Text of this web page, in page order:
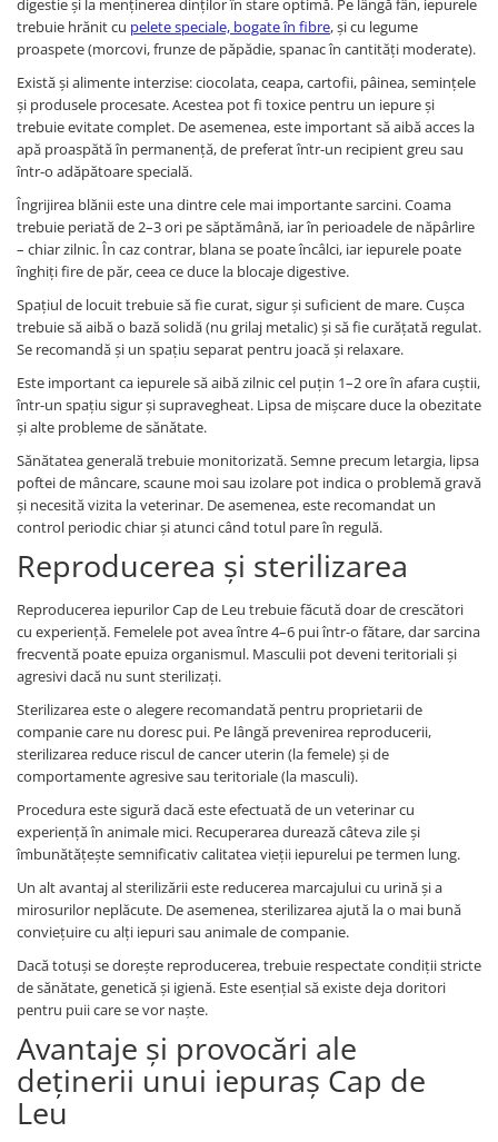
digestie și la menținerea dinților în stare optimă. Pe lângă fân, iepurele
trebuie hrănit cu pelete speciale, bogate în fibre, și cu legume
proaspete (morcovi, frunze de păpădie, spanac în cantități moderate).
Există și alimente interzise: ciocolata, ceapa, cartofii, pâinea, semințele
și produsele procesate. Acestea pot fi toxice pentru un iepure și
trebuie evitate complet. De asemenea, este important să aibă acces la
apă proaspătă în permanență, de preferat într-un recipient greu sau
într-o adăpătoare specială.
Îngrijirea blănii este una dintre cele mai importante sarcini. Coama
trebuie periată de 2–3 ori pe săptămână, iar în perioadele de năpârlire
– chiar zilnic. În caz contrar, blana se poate încâlci, iar iepurele poate
înghiți fire de păr, ceea ce duce la blocaje digestive.
Spațiul de locuit trebuie să fie curat, sigur și suficient de mare. Cușca
trebuie să aibă o bază solidă (nu grilaj metalic) și să fie curățată regulat.
Se recomandă și un spațiu separat pentru joacă și relaxare.
Este important ca iepurele să aibă zilnic cel puțin 1–2 ore în afara cuștii,
într-un spațiu sigur și supravegheat. Lipsa de mișcare duce la obezitate
și alte probleme de sănătate.
Sănătatea generală trebuie monitorizată. Semne precum letargia, lipsa
poftei de mâncare, scaune moi sau izolare pot indica o problemă gravă
și necesită vizita la veterinar. De asemenea, este recomandat un
control periodic chiar și atunci când totul pare în regulă.
Reproducerea și sterilizarea
Reproducerea iepurilor Cap de Leu trebuie făcută doar de crescători
cu experiență. Femelele pot avea între 4–6 pui într-o fătare, dar sarcina
frecventă poate epuiza organismul. Masculii pot deveni teritoriali și
agresivi dacă nu sunt sterilizați.
Sterilizarea este o alegere recomandată pentru proprietarii de
companie care nu doresc pui. Pe lângă prevenirea reproducerii,
sterilizarea reduce riscul de cancer uterin (la femele) și de
comportamente agresive sau teritoriale (la masculi).
Procedura este sigură dacă este efectuată de un veterinar cu
experiență în animale mici. Recuperarea durează câteva zile și
îmbunătățește semnificativ calitatea vieții iepurelui pe termen lung.
Un alt avantaj al sterilizării este reducerea marcajului cu urină și a
mirosurilor neplăcute. De asemenea, sterilizarea ajută la o mai bună
conviețuire cu alți iepuri sau animale de companie.
Dacă totuși se dorește reproducerea, trebuie respectate condiții stricte
de sănătate, genetică și igienă. Este esențial să existe deja doritori
pentru puii care se vor naște.
Avantaje și provocări ale
deținerii unui iepuraș Cap de
Leu